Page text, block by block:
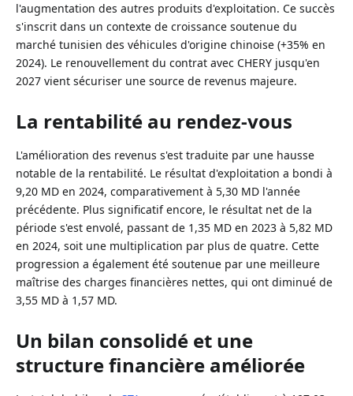
l'augmentation des autres produits d'exploitation. Ce succès
s'inscrit dans un contexte de croissance soutenue du
marché tunisien des véhicules d'origine chinoise (+35% en
2024). Le renouvellement du contrat avec CHERY jusqu'en
2027 vient sécuriser une source de revenus majeure.
La rentabilité au rendez-vous
L'amélioration des revenus s'est traduite par une hausse
notable de la rentabilité. Le résultat d'exploitation a bondi à
9,20 MD en 2024, comparativement à 5,30 MD l'année
précédente. Plus significatif encore, le résultat net de la
période s'est envolé, passant de 1,35 MD en 2023 à 5,82 MD
en 2024, soit une multiplication par plus de quatre. Cette
progression a également été soutenue par une meilleure
maîtrise des charges financières nettes, qui ont diminué de
3,55 MD à 1,57 MD.
Un bilan consolidé et une
structure financière améliorée